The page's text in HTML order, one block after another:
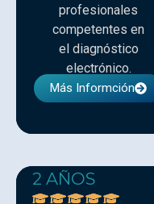
profesionales
competentes en
el diagnóstico
electrónico.
Más Informción
2 AÑOS